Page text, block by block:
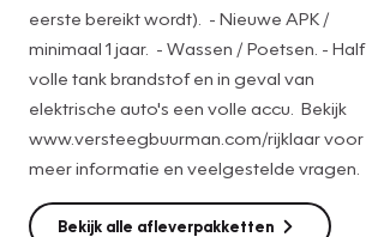
eerste bereikt wordt). - Nieuwe APK /
minimaal 1 jaar. - Wassen / Poetsen. - Half
volle tank brandstof en in geval van
elektrische auto's een volle accu. Bekijk
www.versteegbuurman.com/rijklaar voor
meer informatie en veelgestelde vragen.
Bekijk alle afleverpakketten